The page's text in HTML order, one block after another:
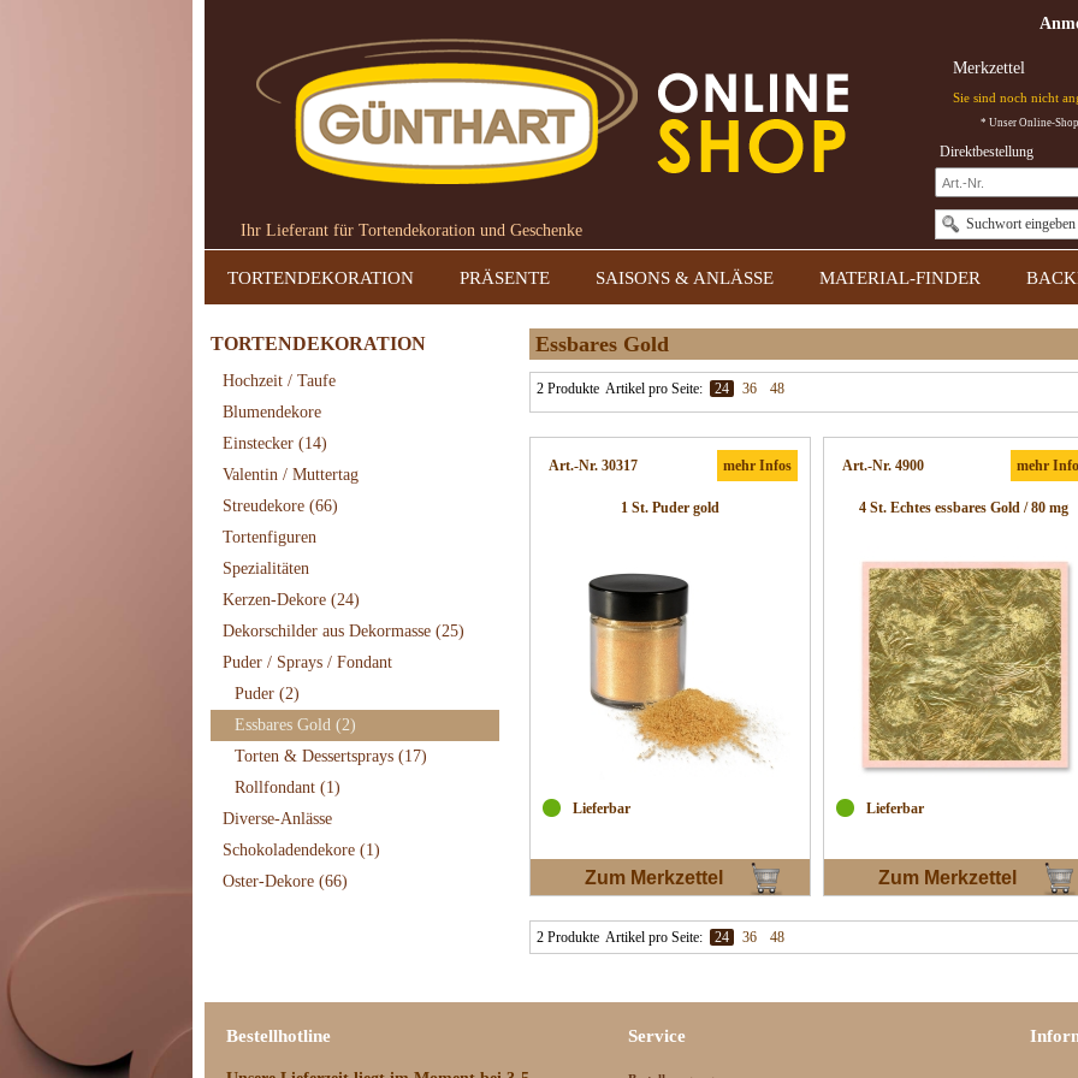
Ihr Lieferant für Tortendekoration und Geschenke
Merkzettel
Sie sind noch nicht
* Unser Online-
Suchwort eingeben
Direktbestellung
TORTENDEKORATION PRÄSENTE SAISONS & ANLÄSSE MATERIAL-FINDER
TORTENDEKORATION
Hochzeit / Taufe
Blumendekore
Einstecker (14)
Valentin / Muttertag
Streudekore (66)
Tortenfiguren
Spezialitäten
Kerzen-Dekore (24)
Dekorschilder aus Dekormasse (25)
Puder / Sprays / Fondant
Puder (2)
Essbares Gold (2)
Torten & Dessertsprays (17)
Rollfondant (1)
Diverse-Anlässe
Schokoladendekore (1)
Oster-Dekore (66)
Essbares Gold
2 Produkte Artikel pro Seite: 24 36 48
Art.-Nr. 30317 mehr Infos
1 St. Puder gold
Lieferbar
Zum Merkzettel
Art.-Nr. 4900 mehr
4 St. Echtes essbares Gold / 80 mg
Lieferbar
Zum Merkzettel
2 Produkte Artikel pro Seite: 24 36 48
Bestellhotline Service